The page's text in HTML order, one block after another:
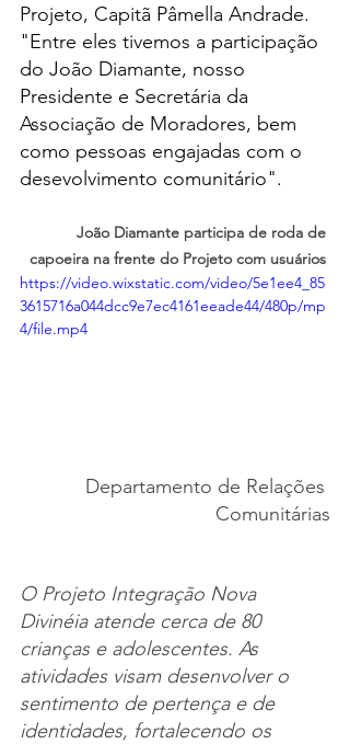
Projeto, Capitã Pâmella Andrade.
"Entre eles tivemos a participação
do João Diamante, nosso
Presidente e Secretária da
Associação de Moradores, bem
como pessoas engajadas com o
desevolvimento comunitário".
João Diamante participa de roda de
capoeira na frente do Projeto com usuários
https://video.wixstatic.com/video/5e1ee4_85
3615716a044dcc9e7ec4161eeade44/480p/mp
4/file.mp4
Departamento de Relações
Comunitárias
O Projeto Integração Nova
Divinéia atende cerca de 80
crianças e adolescentes. As
atividades visam desenvolver o
sentimento de pertença e de
identidades, fortalecendo os